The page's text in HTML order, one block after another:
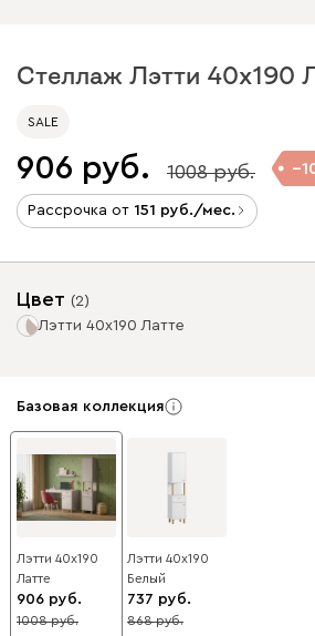
Стеллаж Лэтти 40x190
SALE
906 1008
Рассрочка от 151 /мес.
Цвет (2)
Лэтти 40x190 Латте
Базовая коллекция
Лэтти 40x190
Латте
906
10
1008
Лэтти 40x190
Белый
737
15
868